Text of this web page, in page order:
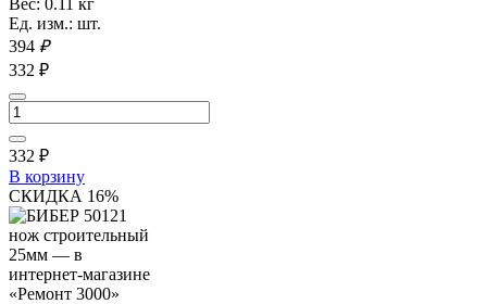
Вес: 0.11 кг
Ед. изм.: шт.
394 ₽
332 ₽
332 ₽
В корзину
СКИДКА 16%